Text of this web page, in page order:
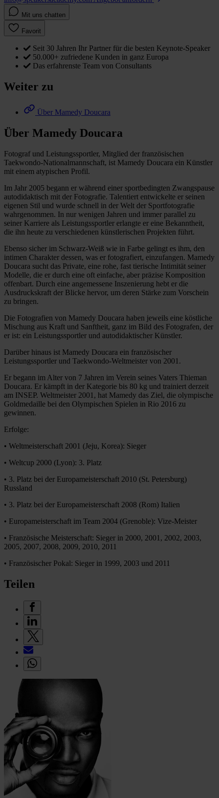
Mit uns chatten
Favorit
Seit 30 Jahren Ihr Partner für die besten Keynote-Speaker
50.000+ zufriedene Kunden in ganz Europa
Das erfahrenste Team von Consultants
Weiter zu
Über Mamedy Doucara
Über Mamedy Doucara
Fotograf und Leistungssportler, Mitglied der französischen
Taekwondo-Nationalmannschaft, ist Mamedy Doucara ein Künstler
mit einem atypischen Profil.
Im Jahr 2005 begann er während einer sportbedingten Zwangspause
autodidaktisch mit der Fotografie. Talentiert entwickelte er seinen
eigenen Stil und wurde schnell in der Welt der Sportfotografie
wahrgenommen. In nur wenigen Jahren und immer parallel zu
seiner Karriere als Leistungssportler erlangte er eine Bekanntheit,
die ihn heute zu verschiedenen künstlerischen Projekten führt.
Ebenso sicher im Schwarz-Weiß wie in Farbe gelingt es ihm, den
intimen Charakter dessen, was er fotografiert, einzufangen. Mamedy
Doucara sucht das Private, eine rohe, fast tierische Intimität seiner
Modelle, die er durch eine oft einfache, aber präzise Komposition
offenbart. Durch eine angemessene Inszenierung hebt er die
Ausdruckskraft der Blicke hervor, um deren Stärke zum Vorschein
zu bringen.
Die Fotografien von Mamedy Doucara haben jeweils eine köstliche
Mischung aus Kraft und Sanftheit, ganz im Bild des Fotografen, der
er ist: ein Leistungssportler und autodidaktischer Künstler.
Darüber hinaus ist Mamedy Doucara ein französischer
Leistungssportler und Taekwondo-Weltmeister von 2001.
Er begann im Alter von 7 Jahren im Verein seines Vaters Thieman
Doucara. Er kämpft in der Kategorie bis 80 kg und trainiert derzeit
am INSEP. Weltmeister 2001, hat Mamedy das Ziel, die olympische
Goldmedaille bei den Olympischen Spielen in Rio 2016 zu
gewinnen.
Erfolge:
• Weltmeisterschaft 2001 (Jeju, Korea): Sieger
• Weltcup 2000 (Lyon): 3. Platz
• 3. Platz bei der Europameisterschaft 2010 (St. Petersburg)
Russland
• 3. Platz bei der Europameisterschaft 2008 (Rom) Italien
• Europameisterschaft im Team 2004 (Grenoble): Vize-Meister
• Französische Meisterschaft: Sieger in 2000, 2001, 2002, 2003,
2005, 2007, 2008, 2009, 2010, 2011
• Französischer Pokal: Sieger in 1999, 2003 und 2011
Teilen